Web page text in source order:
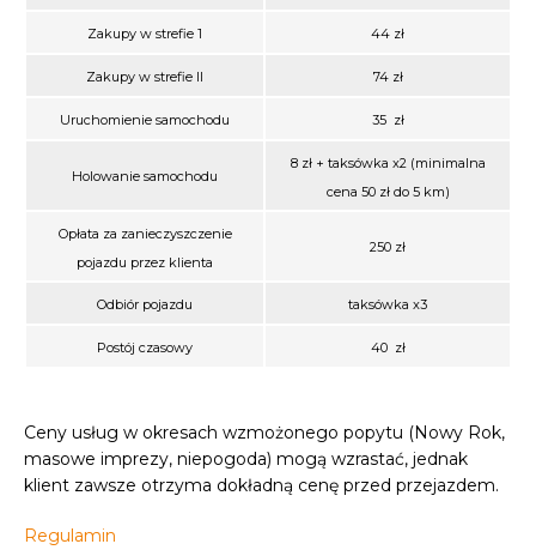
Zakupy w strefie 1 44 zł
Zakupy w strefie II 74 zł
Uruchomienie samochodu 35 zł
Holowanie samochodu
8 zł + taksówka x2 (minimalna
cena 50 zł do 5 km)
Opłata za zanieczyszczenie
pojazdu przez klienta
250 zł
Odbiór pojazdu taksówka x3
Postój czasowy 40 zł
Ceny usług w okresach wzmożonego popytu (Nowy Rok,
masowe imprezy, niepogoda) mogą wzrastać, jednak
klient zawsze otrzyma dokładną cenę przed przejazdem.
Regulamin